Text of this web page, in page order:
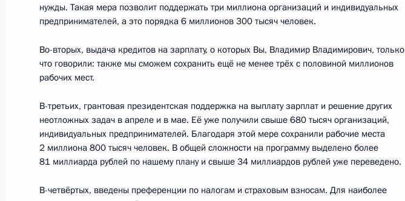
24 мая 2020 года, 09:00
Показать предыдущие материалы
нужды. Такая мера позволит поддержать три миллиона организаций и индивидуальных
предпринимателей, а это порядка 6 миллионов 300 тысяч человек.
Во-вторых, выдача кредитов на зарплату, о которых Вы, Владимир Владимирович, только
что говорили: также мы сможем сохранить ещё не менее трёх с половиной миллионов
рабочих мест.
В-третьих, грантовая президентская поддержка на выплату зарплат и решение других
неотложных задач в апреле и в мае. Её уже получили свыше 680 тысяч организаций,
индивидуальных предпринимателей. Благодаря этой мере сохранили рабочие места
2 миллиона 800 тысяч человек. В общей сложности на программу выделено более
81 миллиарда рублей по нашему плану и свыше 34 миллиардов рублей уже переведено.
В-четвёртых, введены преференции по налогам и страховым взносам. Для наиболее